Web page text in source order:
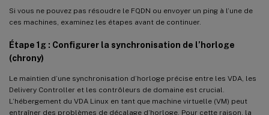
Si vous ne pouvez pas résoudre le FQDN ou envoyer un ping à l’une de
ces machines, examinez les étapes avant de continuer.
Étape 1g : Configurer la synchronisation de l’horloge
(chrony)
Le maintien d’une synchronisation d’horloge précise entre les VDA, les
Delivery Controller et les contrôleurs de domaine est crucial.
L’hébergement du VDA Linux en tant que machine virtuelle (VM) peut
entraîner des problèmes de décalage d’horloge. Pour cette raison, la